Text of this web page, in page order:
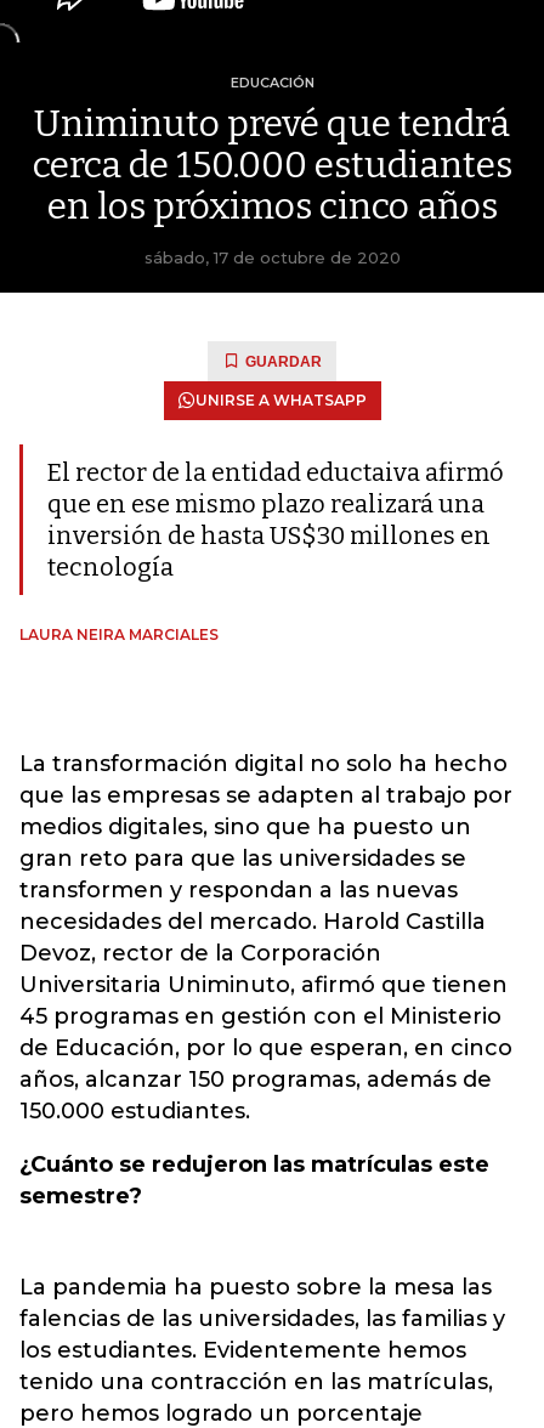
EDUCACIÓN
Uniminuto prevé que tendrá
cerca de 150.000 estudiantes
en los próximos cinco años
sábado, 17 de octubre de 2020
GUARDAR
UNIRSE A WHATSAPP
El rector de la entidad eductaiva afirmó
que en ese mismo plazo realizará una
inversión de hasta US$30 millones en
tecnología
LAURA NEIRA MARCIALES
La transformación digital no solo ha hecho
que las empresas se adapten al trabajo por
medios digitales, sino que ha puesto un
gran reto para que las universidades se
transformen y respondan a las nuevas
necesidades del mercado. Harold Castilla
Devoz, rector de la Corporación
Universitaria Uniminuto, afirmó que tienen
45 programas en gestión con el Ministerio
de Educación, por lo que esperan, en cinco
años, alcanzar 150 programas, además de
150.000 estudiantes.
¿Cuánto se redujeron las matrículas este
semestre?
La pandemia ha puesto sobre la mesa las
falencias de las universidades, las familias y
los estudiantes. Evidentemente hemos
tenido una contracción en las matrículas,
pero hemos logrado un porcentaje